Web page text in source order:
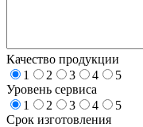
Качество продукции
1
2 3 4
5
Уровень сервиса
1
2 3 4
5
Срок изготовления